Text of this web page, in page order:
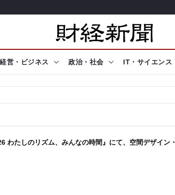
経営・ビジネス 政治・社会 IT・サイエンス
たしのリズム、みんなの時間』にて、空間デザイン・